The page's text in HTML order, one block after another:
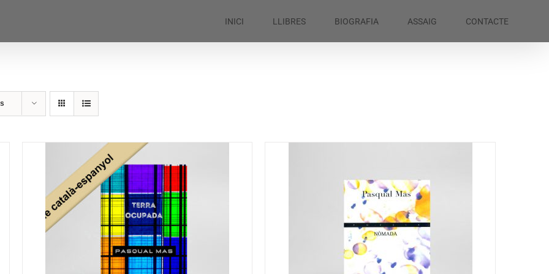
INICI LLIBRES BIOGRAFIA ASSAIG CONTACTE